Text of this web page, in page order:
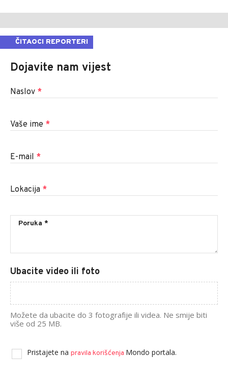
ČITAOCI REPORTERI
Dojavite nam vijest
Naslov *
Vaše ime *
E-mail *
Lokacija *
Ubacite video ili foto
Možete da ubacite do 3 fotografije ili videa. Ne smije biti
više od 25 MB.
Pristajete na pravila korišćenja Mondo portala.